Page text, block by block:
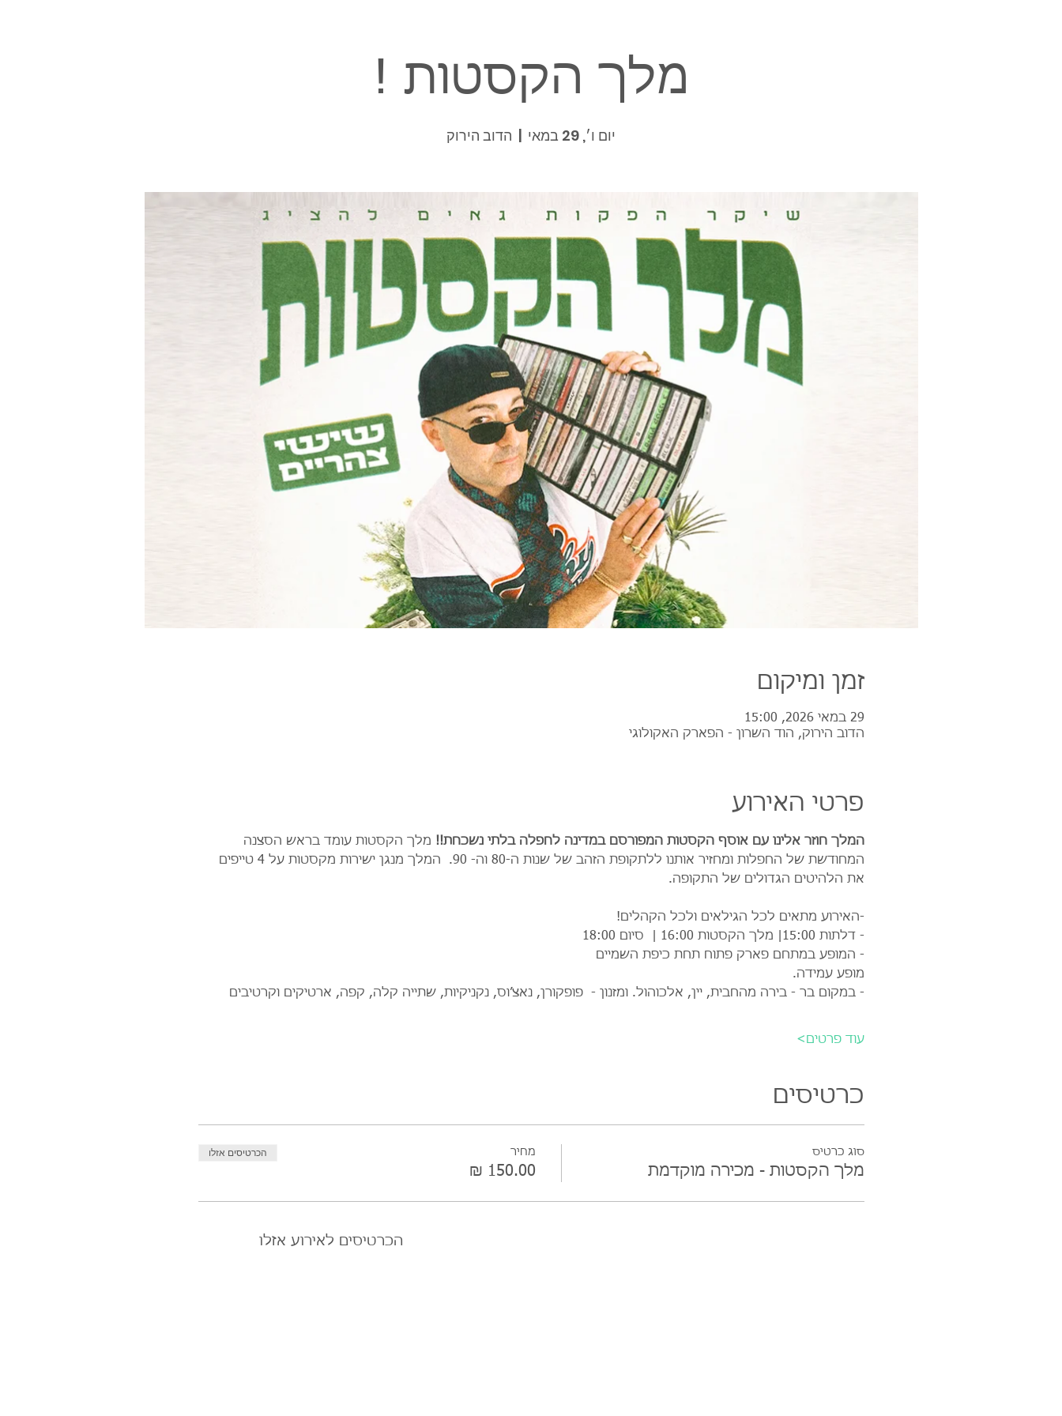
מלך הקסטות !
יום ו׳, 29 במאי
  |
הדוב הירוק
זמן ומיקום
29 במאי 2026, 15:00
הדוב הירוק, הוד השרון - הפארק האקולוגי
פרטי האירוע
המלך חוזר אלינו עם אוסף הקסטות המפורסם במדינה לחפלה בלתי נשכחת!! מלך הקסטות עומד בראש הסצנה
המחודשת של החפלות ומחזיר אותנו ללתקופת הזהב של שנות ה-80 וה- 90.  המלך מנגן ישירות מקסטות על 4 טייפים
את הלהיטים הגדולים של התקופה.
-האירוע מתאים לכל הגילאים ולכל הקהלים!
- דלתות 15:00| מלך הקסטות 16:00 |  סיום 18:00
- המופע במתחם פארק פתוח תחת כיפת השמיים
מופע עמידה.
- במקום בר - בירה מהחבית, יין, אלכוהול. ומזנון -  פופקורן, נאצ׳וס, נקניקיות, שתייה קלה, קפה, ארטיקים וקרטיבים
עוד פרטים>
כרטיסים
סוג כרטיס
מלך הקסטות - מכירה מוקדמת
מחיר הכרטיסים אזלו
הכרטיסים לאירוע אזלו